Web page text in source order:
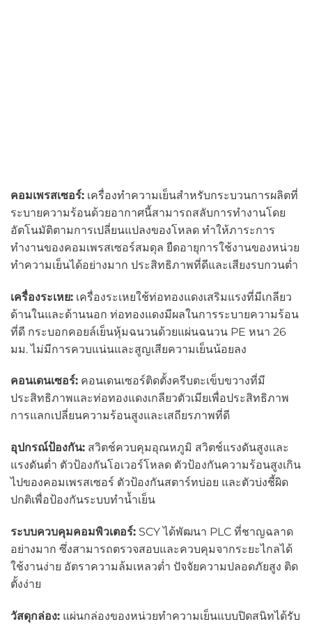
คอมเพรสเซอร์: เครื่องทำความเย็นสำหรับกระบวนการผลิตที่
ระบายความร้อนด้วยอากาศนี้สามารถสลับการทำงานโดย
อัตโนมัติตามการเปลี่ยนแปลงของโหลด ทำให้ภาระการ
ทำงานของคอมเพรสเซอร์สมดุล ยืดอายุการใช้งานของหน่วย
ทำความเย็นได้อย่างมาก ประสิทธิภาพที่ดีและเสียงรบกวนต่ำ
เครื่องระเหย: เครื่องระเหยใช้ท่อทองแดงเสริมแรงที่มีเกลียว
ด้านในและด้านนอก ท่อทองแดงมีผลในการระบายความร้อน
ที่ดี กระบอกคอยล์เย็นหุ้มฉนวนด้วยแผ่นฉนวน PE หนา 26
มม. ไม่มีการควบแน่นและสูญเสียความเย็นน้อยลง
คอนเดนเซอร์: คอนเดนเซอร์ติดตั้งครีบตะเข็บขวางที่มี
ประสิทธิภาพและท่อทองแดงเกลียวตัวเมียเพื่อประสิทธิภาพ
การแลกเปลี่ยนความร้อนสูงและเสถียรภาพที่ดี
อุปกรณ์ป้องกัน: สวิตช์ควบคุมอุณหภูมิ สวิตช์แรงดันสูงและ
แรงดันต่ำ ตัวป้องกันโอเวอร์โหลด ตัวป้องกันความร้อนสูงเกิน
ไปของคอมเพรสเซอร์ ตัวป้องกันสตาร์ทบ่อย และตัวบ่งชี้ผิด
ปกติเพื่อป้องกันระบบทำน้ำเย็น
ระบบควบคุมคอมพิวเตอร์: SCY ได้พัฒนา PLC ที่ชาญฉลาด
อย่างมาก ซึ่งสามารถตรวจสอบและควบคุมจากระยะไกลได้
ใช้งานง่าย อัตราความล้มเหลวต่ำ ปัจจัยความปลอดภัยสูง ติด
ตั้งง่าย
วัสดุกล่อง: แผ่นกล่องของหน่วยทำความเย็นแบบปิดสนิทได้รับ